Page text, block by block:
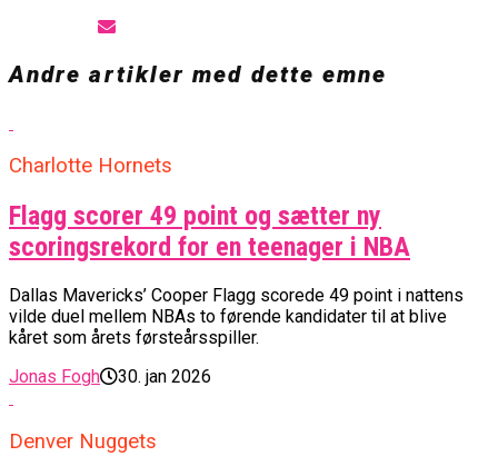
Andre artikler med dette emne
Charlotte Hornets
Flagg scorer 49 point og sætter ny
scoringsrekord for en teenager i NBA
Dallas Mavericks’ Cooper Flagg scorede 49 point i nattens
vilde duel mellem NBAs to førende kandidater til at blive
kåret som årets førsteårsspiller.
Jonas Fogh
30. jan 2026
Denver Nuggets